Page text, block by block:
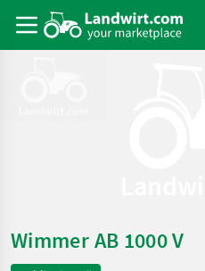
Wimmer AB 1000 V